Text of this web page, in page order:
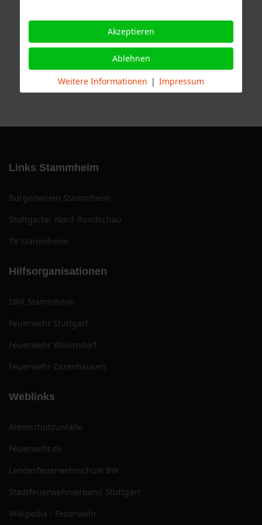
Links Stammheim
Bürgerverein Stammheim
Stuttgarter Nord-Rundschau
TV Stammheim
Hilfsorganisationen
DRK Stammheim
Feuerwehr Stuttgart
Feuerwehr Weilimdorf
Feuerwehr Zazenhausen
Weblinks
Atemschutzunfälle
Feuerwehr.de
Landesfeuerwehrschule BW
Stadtfeuerwehrverband Stuttgart
Wikipedia - Feuerwehr
Akzeptieren
Ablehnen
Weitere Informationen | Impressum